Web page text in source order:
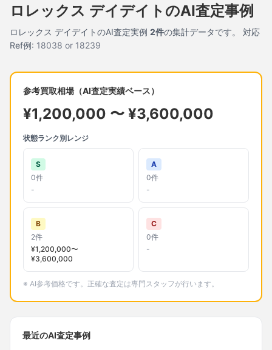
ロレックス デイデイト のAI査定事例
ロレックス デイデイトのAI査定実例 2件の集計データです。
対応
Ref例: 18038 or 18239
参考買取相場（AI査定実績ベース）
¥1,200,000 〜 ¥3,600,000
状態ランク別レンジ
S
0件
-
A
0件
-
B
2件
¥1,200,000〜
¥3,600,000
C
0件
-
※ AI参考価格です。正確な査定は専門スタッフが行います。
最近のAI査定事例